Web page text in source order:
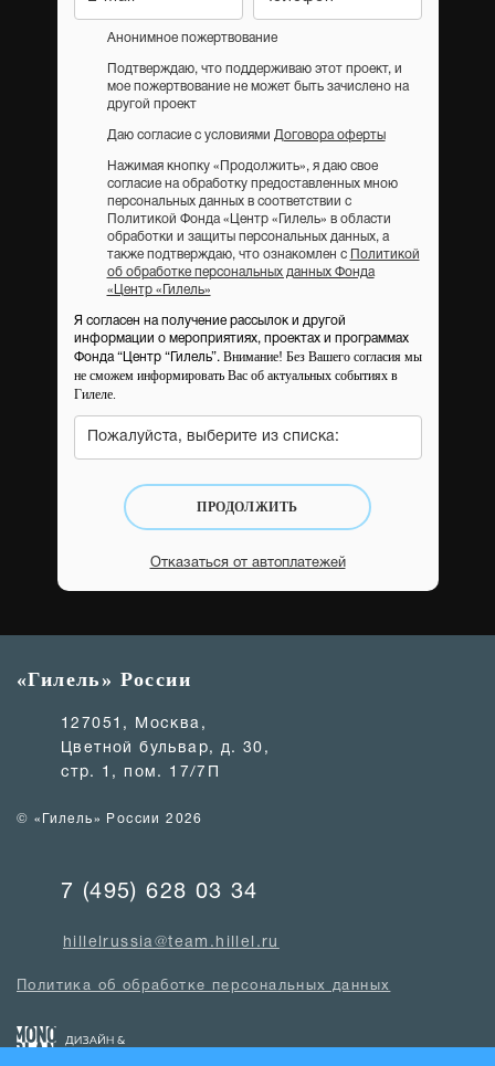
Анонимное пожертвование
Подтверждаю, что поддерживаю этот проект, и
мое пожертвование не может быть зачислено на
другой проект
Даю согласие с условиями Договора оферты
Нажимая кнопку «Продолжить», я даю свое
согласие на обработку предоставленных мною
персональных данных в соответствии с
Политикой Фонда «Центр «Гилель» в области
обработки и защиты персональных данных, а
также подтверждаю, что ознакомлен с
Политикой
об обработке персональных данных Фонда
«Центр «Гилель»
Я согласен на получение рассылок и другой
информации о мероприятиях, проектах и программах
Фонда “Центр “Гилель”. Внимание! Без Вашего согласия мы
не сможем информировать Вас об актуальных событиях в
Гилеле.
Пожалуйста, выберите из списка:
ПРОДОЛЖИТЬ
Отказаться от автоплатежей
«Гилель» России
127051, Москва,
Цветной бульвар, д. 30,
стр. 1, пом. 17/7П
© «Гилель» России 2026
7 (495) 628 03 34
hillelrussia@team.hillel.ru
Политика об обработке персональных данных